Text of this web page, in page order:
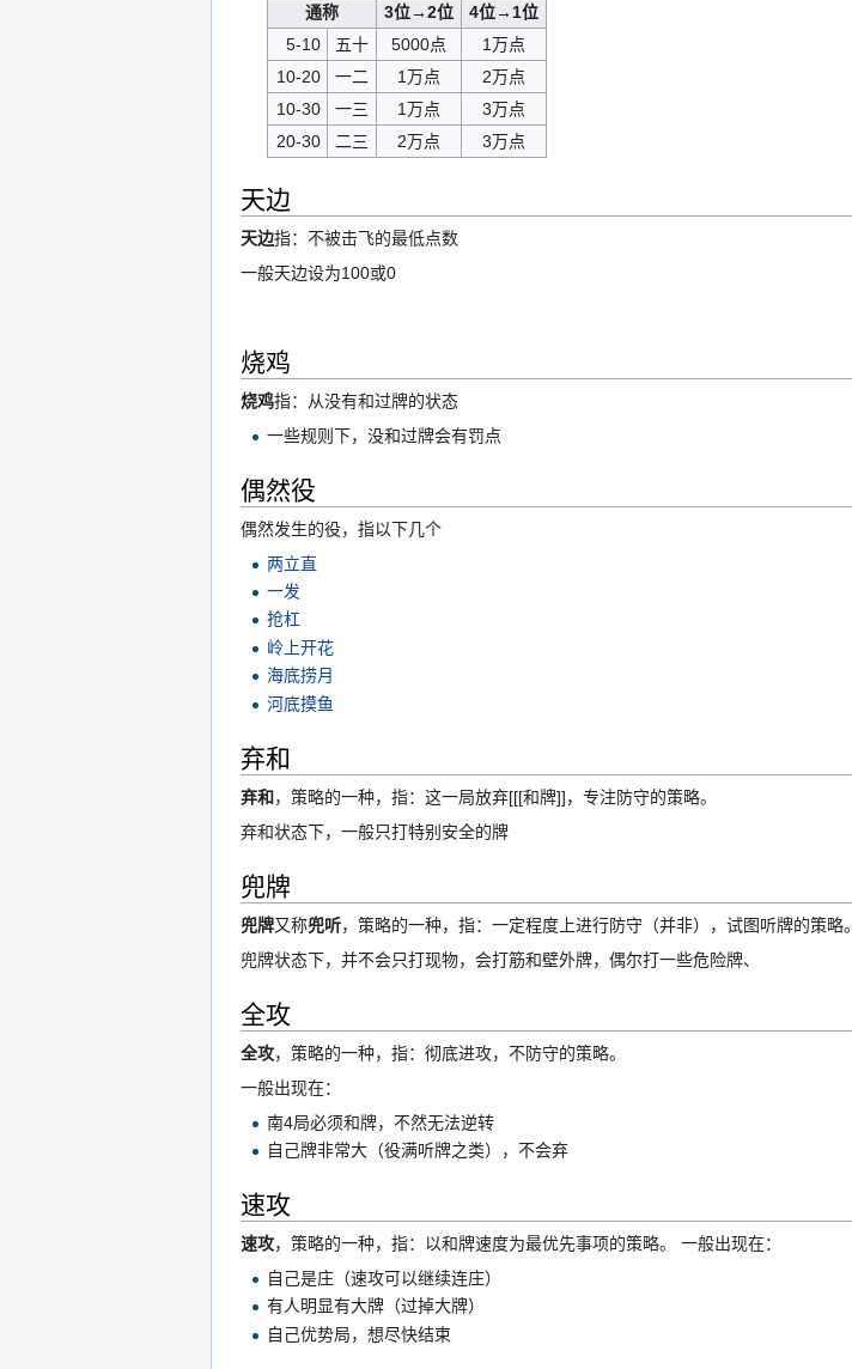
通称 3位→2位
4位→1位
5-10
五十 5000点
1万点
10-20
一二 1万点
2万点
10-30
一三 1万点
3万点
20-30
二三 2万点 3万点
天边
天边指：不被击飞的最低点数
一般天边设为100或0
烧鸡
烧鸡指：从没有和过牌的状态
一些规则下，没和过牌会有罚点
偶然役
偶然发生的役，指以下几个
两立直
一发
抢杠
岭上开花
海底捞月
河底摸鱼
弃和
弃和，策略的一种，指：这一局放弃[[[和牌]]，专注防守的策略。
弃和状态下，一般只打特别安全的牌
兜牌
兜牌又称兜听，策略的一种，指：一定程度上进行防守（并非），试图听牌的策略。
兜牌状态下，并不会只打现物，会打筋和壁外牌，偶尔打一些危险牌、
全攻
全攻，策略的一种，指：彻底进攻，不防守的策略。
一般出现在：
南4局必须和牌，不然无法逆转
自己牌非常大（役满听牌之类），不会弃
速攻
速攻，策略的一种，指：以和牌速度为最优先事项的策略。 一般出现在：
自己是庄（速攻可以继续连庄）
有人明显有大牌（过掉大牌）
自己优势局，想尽快结束